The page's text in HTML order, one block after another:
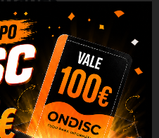
de placas-mãe
ITX/E-ATX. Além
de placas de
comprimento e
mm de altura.